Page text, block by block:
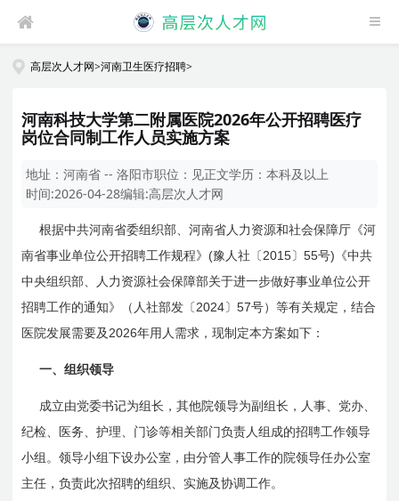
高层次人才网>河南卫生医疗招聘>
河南科技大学第二附属医院2026年公开招聘医疗
岗位合同制工作人员实施方案
地址：河南省 -- 洛阳市职位： 见正文学历：本科及以上
时间:2026-04-28编辑:高层次人才网
根据中共河南省委组织部、河南省人力资源和社会保障厅《河
南省事业单位公开招聘工作规程》 (豫人社〔 2015〕55号) 《中共
中央组织部、人力资源社会保障部关于进一步做好事业单位公开
招聘工作的通知》（人社部发〔 2024〕57号）等有关规定，结合
医院发展需要及 2026年用人需求，现制定本方案如下：
一、组织领导
成立由党委书记为组长，其他院领导为副组长，人事、党办、
纪检、医务、护理、门诊等相关部门负责人组成的招聘工作领导
小组。领导小组下设办公室，由分管人事工作的院领导任办公室
主任，负责此次招聘的组织、实施及协调工作。